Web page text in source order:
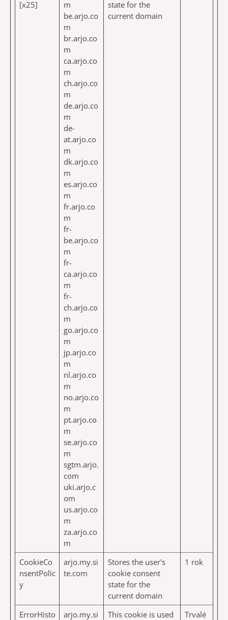
[x25]
m
be.arjo.co
m
br.arjo.co
m
ca.arjo.co
m
ch.arjo.co
m
de.arjo.co
m
de-
at.arjo.co
m
dk.arjo.co
m
es.arjo.co
m
fr.arjo.co
m
fr-
be.arjo.co
m
fr-
ca.arjo.co
m
fr-
ch.arjo.co
m
go.arjo.co
m
jp.arjo.co
m
nl.arjo.co
m
no.arjo.co
m
pt.arjo.co
m
se.arjo.co
m
sgtm.arjo.
com
uki.arjo.c
om
us.arjo.co
m
za.arjo.co
m
state for the
current domain
CookieCo
nsentPolic
y
arjo.my.si
te.com
Stores the user's
cookie consent
state for the
current domain
1 rok
ErrorHisto
arjo.my.si
This cookie is used
Trvalé